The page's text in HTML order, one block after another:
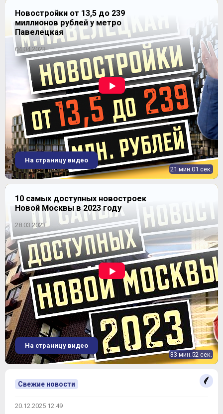
67,31-69,57 м2 Продано
ЖК "Любовь и голуби"
Новостройки от 13,5 до 239
миллионов рублей у метро
Павелецкая
04.04.2023
21 мин.01 сек.
На страницу видео
10 самых доступных новостроек
Новой Москвы в 2023 году
28.03.2023
33 мин.52 сек.
На страницу видео
Свежие новости
20.12.2025 12:49